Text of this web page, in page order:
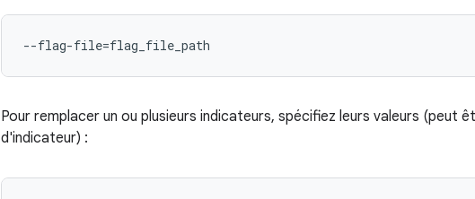
--flag-file=flag_file_path
Pour remplacer un ou plusieurs indicateurs, spécifiez leurs valeurs (peut
d'indicateur) :